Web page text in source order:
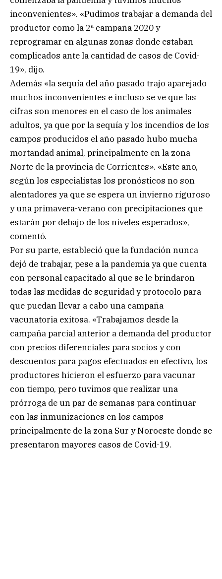
inconvenientes». «Pudimos trabajar a demanda del
productor como la 2ª campaña 2020 y
reprogramar en algunas zonas donde estaban
complicados ante la cantidad de casos de Covid-
19», dijo.
Además «la sequía del año pasado trajo aparejado
muchos inconvenientes e incluso se ve que las
cifras son menores en el caso de los animales
adultos, ya que por la sequía y los incendios de los
campos producidos el año pasado hubo mucha
mortandad animal, principalmente en la zona
Norte de la provincia de Corrientes». «Este año,
según los especialistas los pronósticos no son
alentadores ya que se espera un invierno riguroso
y una primavera-verano con precipitaciones que
estarán por debajo de los niveles esperados»,
comentó.
Por su parte, estableció que la fundación nunca
dejó de trabajar, pese a la pandemia ya que cuenta
con personal capacitado al que se le brindaron
todas las medidas de seguridad y protocolo para
que puedan llevar a cabo una campaña
vacunatoria exitosa. «Trabajamos desde la
campaña parcial anterior a demanda del productor
con precios diferenciales para socios y con
descuentos para pagos efectuados en efectivo, los
productores hicieron el esfuerzo para vacunar
con tiempo, pero tuvimos que realizar una
prórroga de un par de semanas para continuar
con las inmunizaciones en los campos
principalmente de la zona Sur y Noroeste donde se
presentaron mayores casos de Covid-19.